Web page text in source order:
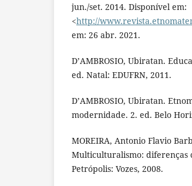
jun./set. 2014. Disponível em:
<http://
em: 26 abr. 2021.
D’AMBROSIO, Ubiratan.
ed. Natal: EDUFRN, 2011.
D’AMBROSIO, Ubiratan.
modernidade. 2. ed. Belo
MOREIRA, Antonio Flavio
Multiculturalismo: diferenças
Petrópolis: Vozes, 2008.